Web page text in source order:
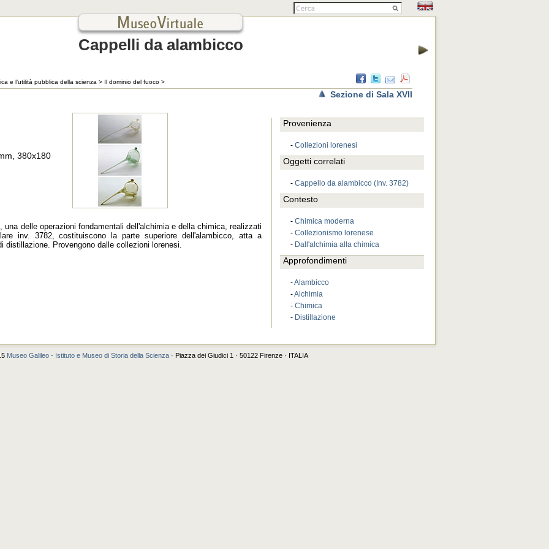
Cappelli da alambicco
e l’utilità pubblica della scienza > Il dominio del fuoco >
Sezione di Sala XVII
380x180
delle operazioni fondamentali dell'alchimia e della chimica, realizzati
inv. 3782, costituiscono la parte superiore dell'alambicco, atta a
distillazione. Provengono dalle collezioni lorenesi.
Provenienza
- Collezioni lorenesi
Oggetti correlati
- Cappello da alambicco (Inv. 3782)
Contesto
- Chimica moderna
- Collezionismo lorenese
- Dall'alchimia alla chimica
Approfondimenti
-Alambicco
-Alchimia
- Chimica
- Distillazione
Museo Galileo - Istituto e Museo di Storia della Scienza · Piazza dei Giudici 1 · 50122 Firenze · ITALIA